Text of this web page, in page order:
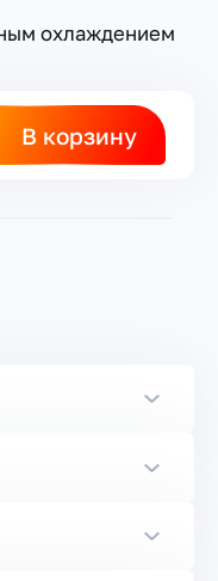
охлаждением
В корзину